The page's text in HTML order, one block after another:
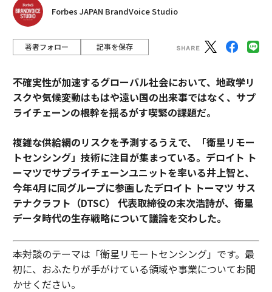
Forbes JAPAN BrandVoice Studio
著者フォロー 記事を保存
不確実性が加速するグローバル社会において、地政学リ
スクや気候変動はもはや遠い国の出来事ではなく、サプ
ライチェーンの根幹を揺るがす喫緊の課題だ。
複雑な供給網のリスクを予測するうえで、「衛星リモー
トセンシング」技術に注目が集まっている。デロイト ト
ーマツでサプライチェーンユニットを率いる井上智と、
今年4月に同グループに参画したデロイト トーマツ サス
テナクラフト（DTSC） 代表取締役の末次浩詩が、衛星
データ時代の生存戦略について議論を交わした。
――本対談のテーマは「衛星リモートセンシング」です。最
初に、おふたりが手がけている領域や事業についてお聞
かせください。